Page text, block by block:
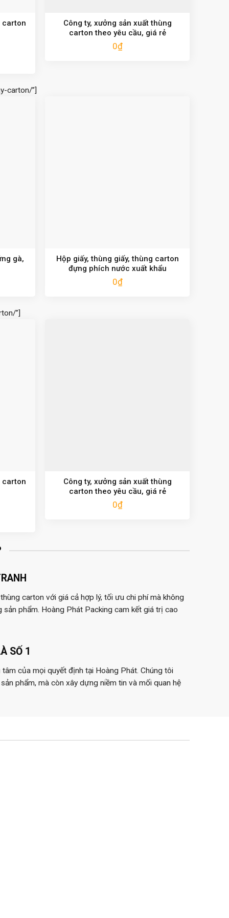
carton
Công ty, xưởng sản xuất thùng
carton theo yêu cầu, giá rẻ
0₫
carton/”]
gà,
Hộp giấy, thùng giấy, thùng carton
đựng phích nước xuất khẩu
0₫
”]
carton
Công ty, xưởng sản xuất thùng
carton theo yêu cầu, giá rẻ
0₫
carton với giá cả hợp lý, tối ưu chi phí mà không
sản phẩm. Hoàng Phát Packing cam kết giá trị cao
SỐ 1
của mọi quyết định tại Hoàng Phát. Chúng tôi
phẩm, mà còn xây dựng niềm tin và mối quan hệ